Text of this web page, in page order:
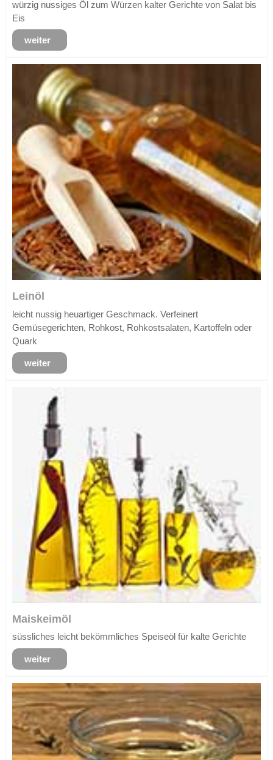
würzig nussiges Öl zum Würzen kalter Gerichte von Salat bis
Eis
weiter
Leinöl
leicht nussig heuartiger Geschmack. Verfeinert
Gemüsegerichten, Rohkost, Rohkostsalaten, Kartoffeln oder
Quark
weiter
Maiskeimöl
süssliches leicht bekömmliches Speiseöl für kalte Gerichte
weiter